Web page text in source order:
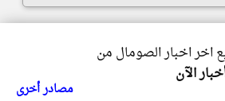
اخر اخبار الصومال من
الآن
مصادر أخرى